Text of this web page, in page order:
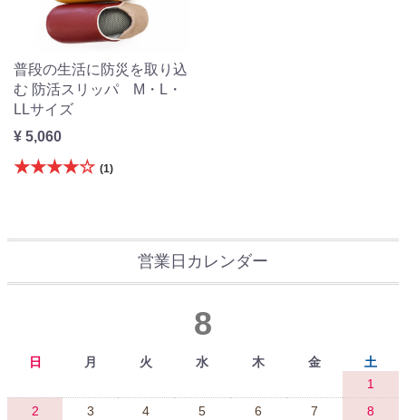
普段の生活に防災を取り込
む 防活スリッパ M・L・
LLサイズ
¥ 5,060
★★★★☆ (1)
営業日カレンダー
8
日 月 火 水 木 金
土
1
2
3 4 5 6 7
8